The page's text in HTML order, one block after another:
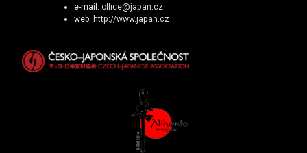
e-mail: office@japan.cz
web: http://www.japan.cz